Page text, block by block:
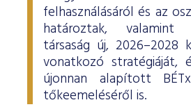
felhasználásáról és az
határoztak, valamint
társaság új, 2026–2028
vonatkozó stratégiáját,
újonnan alapított
tőkeemeléséről is.